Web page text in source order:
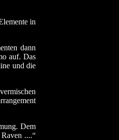
in
dann
auf. Das
und die
Dem
....“